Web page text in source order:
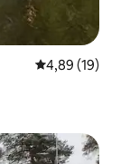
საშუალო
4,89 (19)